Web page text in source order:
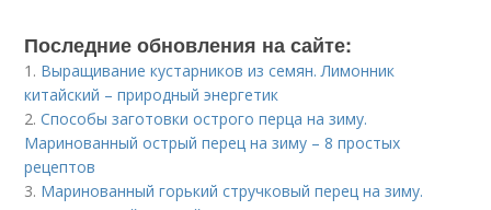
Последние обновления на сайте:
1. Выращивание кустарников из семян. Лимонник
китайский – природный энергетик
2.Способы заготовки острого перца на зиму.
Маринованный острый перец на зиму – 8 простых
рецептов
3. Маринованный горький стручковый перец на зиму.